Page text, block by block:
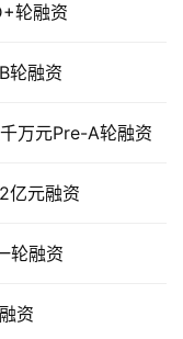
轮融资
轮融资
万元Pre-A轮融资
亿元融资
轮融资
资